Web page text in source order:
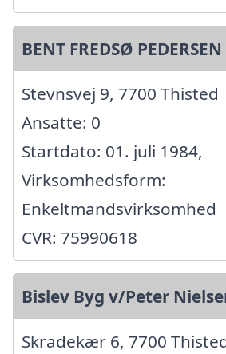
BENT FREDSØ PEDERSEN
Stevnsvej 9, 7700 Thisted
Ansatte: 0
Startdato: 01. juli 1984,
Virksomhedsform:
Enkeltmandsvirksomhed
CVR: 75990618
Bislev Byg v/Peter
Skradekær 6, 7700